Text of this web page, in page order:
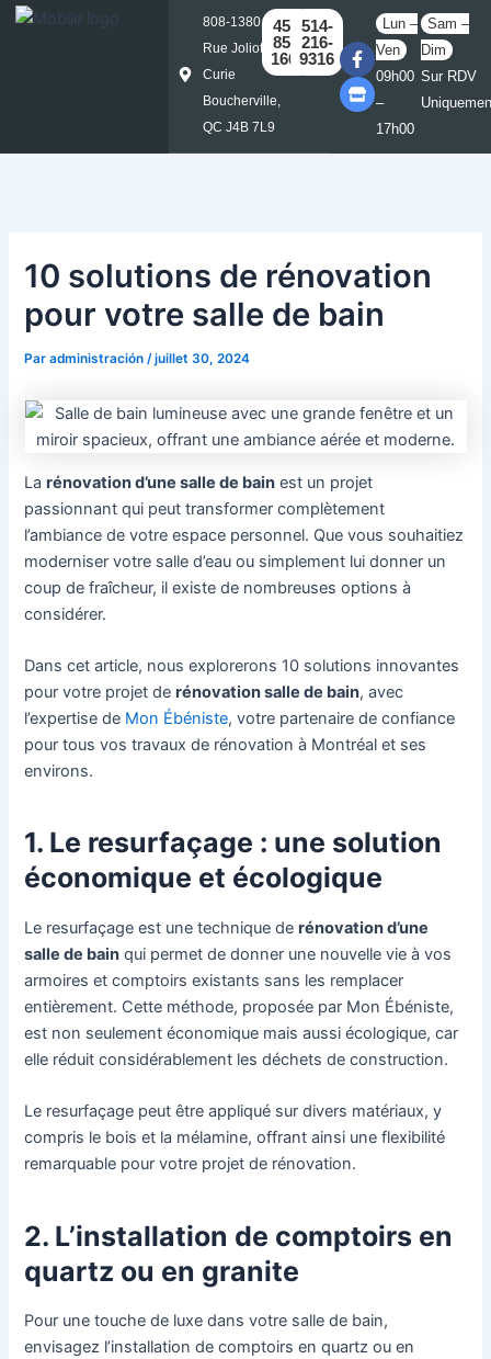
Aller
808-1380
Rue Joliot-
Curie
Boucherville,
QC J4B 7L9
450-
857-
1661
514-
216-
9316
F
a
c
e
o
S
t
o
r
Lun –
Ven
09h00
–
17h00
Sam –
Dim
Sur RDV
10 solutions de rénovation
pour votre salle de bain
Paradministración /juillet 30, 2024
Larénovation d’une salle de bain est un projet
passionnant qui peut transformer complètement
l’ambiance de votre espace personnel. Que vous souhaitiez
moderniser votre salle d’eau ou simplement lui donner un
coup de fraîcheur, il existe de nombreuses options à
considérer.
Dans cet article, nous explorerons 10 solutions innovantes
pour votre projet derénovation salle de bain, avec
l’expertise de Mon Ébéniste, votre partenaire de confiance
pour tous vos travaux de rénovation à Montréal et ses
environs.
1. Le resurfaçage : une solution
économique et écologique
Le resurfaçage est une technique derénovation d’une
salle de bain qui permet de donner une nouvelle vie à vos
armoires et comptoirs existants sans les remplacer
entièrement. Cette méthode, proposée par Mon Ébéniste,
est non seulement économique mais aussi écologique, car
elle réduit considérablement les déchets de construction.
Le resurfaçage peut être appliqué sur divers matériaux, y
compris le bois et la mélamine, offrant ainsi une flexibilité
remarquable pour votre projet de rénovation.
2. L’installation de comptoirs en
quartz ou en granite
Pour une touche de luxe dans votre salle de bain,
envisagez l’installation de comptoirs en quartz ou en
Post